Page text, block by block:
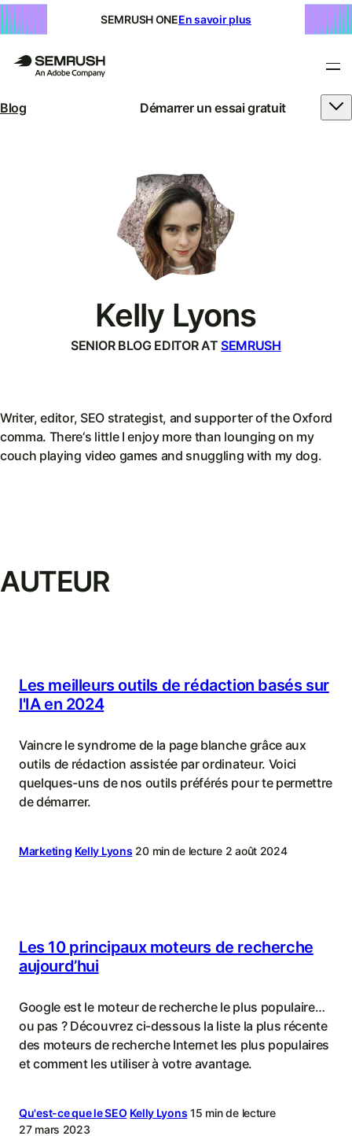
SEMRUSH ONEEn savoir plus
Blog Démarrer un essai gratuit
Kelly Lyons
SENIOR BLOG EDITOR ATSEMRUSH
Writer, editor, SEO strategist, and supporter of the Oxford
comma. There‘s little I enjoy more than lounging on my
couch playing video games and snuggling with my dog.
AUTEUR
Les meilleurs outils de rédaction basés sur
l'IA en 2024
Vaincre le syndrome de la page blanche grâce aux
outils de rédaction assistée par ordinateur. Voici
quelques-uns de nos outils préférés pour te permettre
de démarrer.
Marketing Kelly Lyons 20 min de lecture 2 août 2024
Les 10 principaux moteurs de recherche
aujourd’hui
Google est le moteur de recherche le plus populaire…
ou pas ? Découvrez ci-dessous la liste la plus récente
des moteurs de recherche Internet les plus populaires
et comment les utiliser à votre avantage.
Qu'est-ce que le SEO Kelly Lyons 15 min de lecture
27 mars 2023